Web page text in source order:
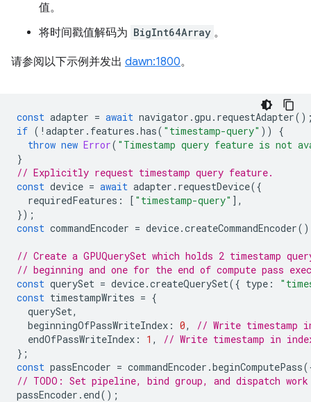
值。
将时间戳值解码为 BigInt64Array 。
请参阅以下示例并发出 dawn:1800。
const adapter = await navigator .gpu . requestAdapter
if ( ! adapter . features .has( "timestamp-query" ))
{
throw new Error( "Timestamp query feature is not
}
// Explicitly request timestamp query feature.
const device = await adapter . requestDevice({
requiredFeatures : [ "timestamp-query" ],
});
const commandEncoder = device.createCommandEncoder
// Create a GPUQuerySet which holds 2 timestamp
// beginning and one for the end of compute pass
const querySet = device.createQuerySet({ type :
const timestampWrites = {
querySet,
beginningOfPassWriteIndex : 0,
// Write timestamp
endOfPassWriteIndex : 1 ,
// Write timestamp in
};
const passEncoder = commandEncoder .beginComputePass
// TODO: Set pipeline, bind group, and dispatch
passEncoder . end();